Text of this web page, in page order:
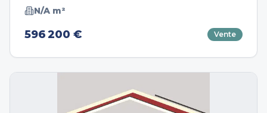
N/A m²
596 200 € Vente